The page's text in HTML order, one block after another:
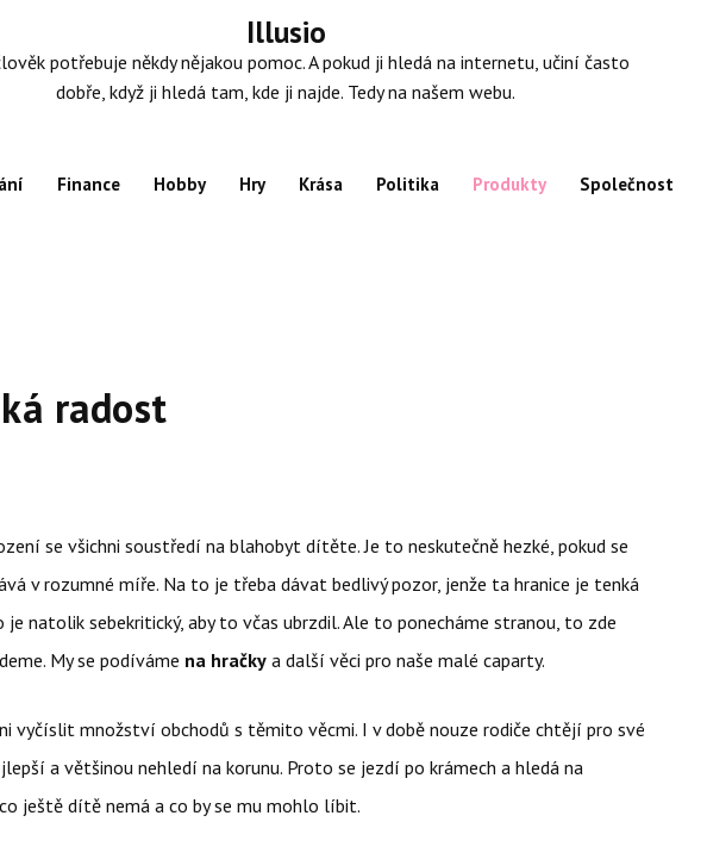
Illusio
potřebuje někdy nějakou pomoc. A pokud ji hledá na internetu, učiní často
dobře, když ji hledá tam, kde ji najde. Tedy na našem webu.
Finance Hobby Hry Krása Politika Produkty Společnost
radost
se všichni soustředí na blahobyt dítěte. Je to neskutečně hezké, pokud se
v rozumné míře. Na to je třeba dávat bedlivý pozor, jenže ta hranice je tenká
je natolik sebekritický, aby to včas ubrzdil. Ale to ponecháme stranou, to zde
My se podíváme na hračky a další věci pro naše malé caparty.
vyčíslit množství obchodů s těmito věcmi. I v době nouze rodiče chtějí pro své
a většinou nehledí na korunu. Proto se jezdí po krámech a hledá na
ještě dítě nemá a co by se mu mohlo líbit.